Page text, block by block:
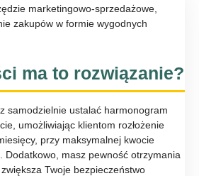
marketingowo-sprzedażowe,
zakupów w formie wygodnych
ma to rozwiązanie?
samodzielnie ustalać harmonogram
umożliwiając klientom rozłożenie
przy maksymalnej kwocie
Dodatkowo, masz pewność otrzymania
Twoje bezpieczeństwo